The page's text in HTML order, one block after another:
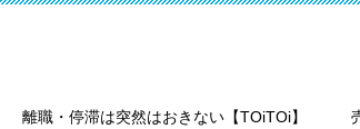
離職・停滞は突然はおきない【TOiTOi】